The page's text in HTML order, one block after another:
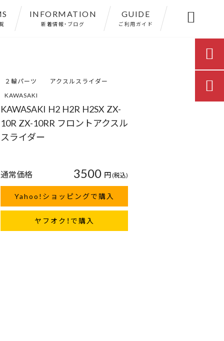
INFORMATION
新着情報・ブログ
GUIDE
ご利用ガイド 
２輪パーツ
アクスルスライダー
KAWASAKI
KAWASAKI H2 H2R H2SX ZX-
10R ZX-10RR フロントアクスル
スライダー
通常価格 3500 円(税込)
Yahoo!ショッピングで購入
ヤフオク！で購入

